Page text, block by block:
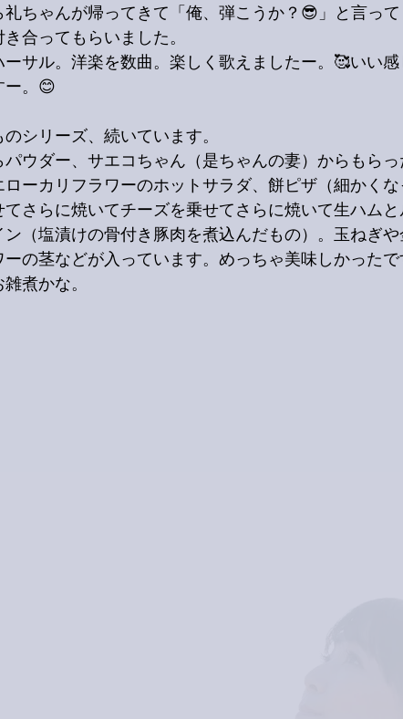
ちゃんが帰ってきて「俺、弾こうか？😎」と言っ
合ってもらいました。
サル。洋楽を数曲。楽しく歌えましたー。🥰いい
ー。😊
シリーズ、続いています。
ウダー、サエコちゃん（是ちゃんの妻）からもら
ーカリフラワーのホットサラダ、餅ピザ（細かく
さらに焼いてチーズを乗せてさらに焼いて生ハム
ン（塩漬けの骨付き豚肉を煮込んだもの）。玉ねぎ
の茎などが入っています。めっちゃ美味しかった
煮かな。